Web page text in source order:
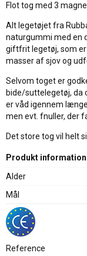
Flot tog med 3
Alt legetøjet fra
naturgummi med en
giftfrit legetøj, som
masser af sjov og
Selvom toget er
bide/suttelegetøj, da
er våd igennem
men evt. fnuller, der
Det store tog vil helt
Produkt information
Alder
Mål
Reference